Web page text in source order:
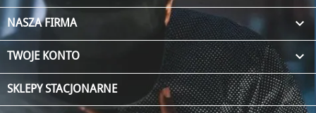
NASZA FIRMA 
TWOJE KONTO 
SKLEPY STACJONARNE